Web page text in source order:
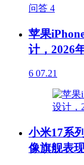
问答 4
苹果
计，2026
6 07.21
小米17系
像旗舰表